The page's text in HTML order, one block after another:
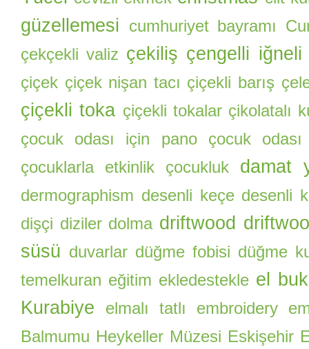
güzellemesi cumhuriyet bayramı
çekçekli valiz çekiliş çengelli iğneli
çiçek çiçek nişan tacı çiçekli barış
çiçekli toka çiçekli tokalar çikolatalı
çocuk odası için pano
çocuk
çocuklarla etkinlik
çocukluk damat
dermographism desenli keçe desenli
dişçi diziler dolma driftwood
süsü duvarlar düğme fobisi düğme
temelkuran eğitim ekledestekle el
Kurabiye
elmalı tatlı embroidery
Balmumu Heykeller Müzesi Eskişehir